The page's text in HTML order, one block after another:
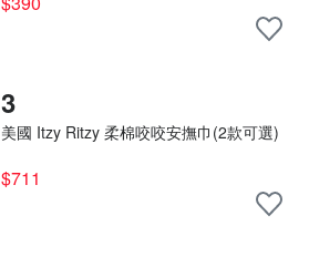
3
美國 Itzy Ritzy 柔棉咬咬安撫巾(2款可選)
$711